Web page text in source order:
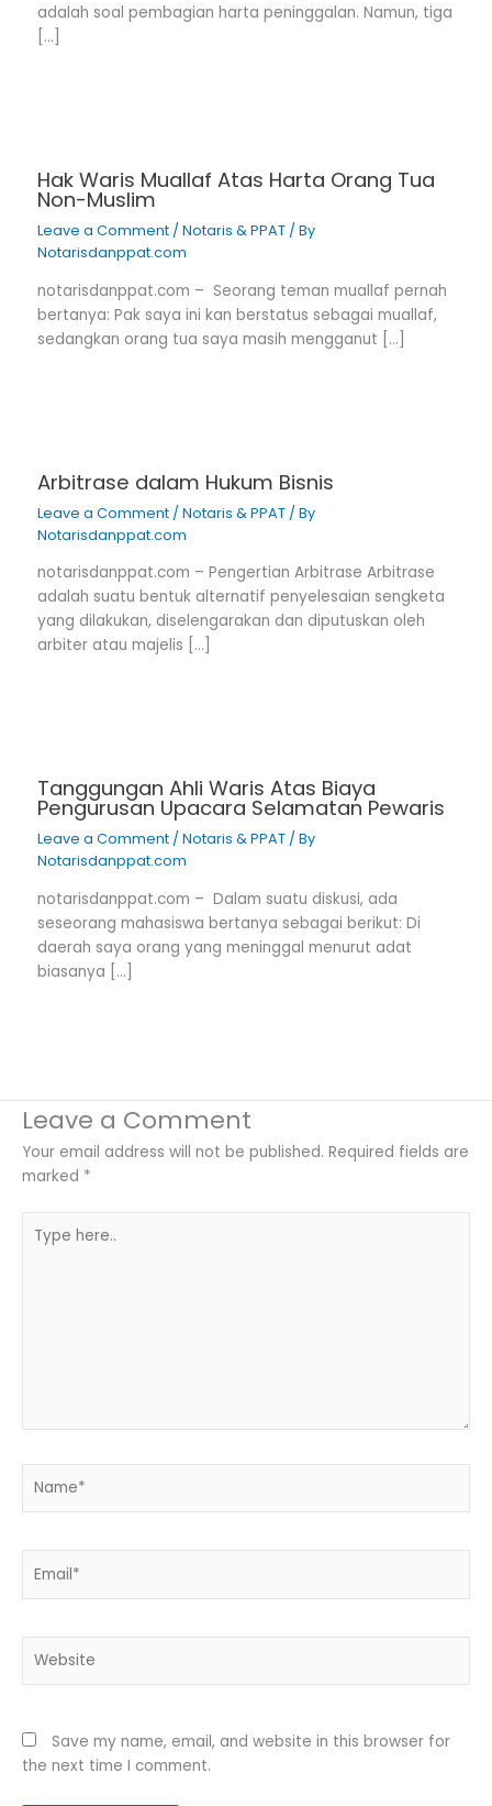
adalah soal pembagian harta peninggalan. Namun, tiga
[…]
Hak Waris Muallaf Atas Harta Orang Tua
Non-Muslim
Leave a Comment /Notaris & PPAT / By
Notarisdanppat.com
notarisdanppat.com – Seorang teman muallaf pernah
bertanya: Pak saya ini kan berstatus sebagai muallaf,
sedangkan orang tua saya masih mengganut […]
Arbitrase dalam Hukum Bisnis
Leave a Comment /Notaris & PPAT / By
Notarisdanppat.com
notarisdanppat.com – Pengertian Arbitrase Arbitrase
adalah suatu bentuk alternatif penyelesaian sengketa
yang dilakukan, diselengarakan dan diputuskan oleh
arbiter atau majelis […]
Tanggungan Ahli Waris Atas Biaya
Pengurusan Upacara Selamatan Pewaris
Leave a Comment /Notaris & PPAT / By
Notarisdanppat.com
notarisdanppat.com – Dalam suatu diskusi, ada
seseorang mahasiswa bertanya sebagai berikut: Di
daerah saya orang yang meninggal menurut adat
biasanya […]
Leave a Comment
Your email address will not be published. Required fields are
marked *
here..
Save my name, email, and website in this browser for
the next time I comment.